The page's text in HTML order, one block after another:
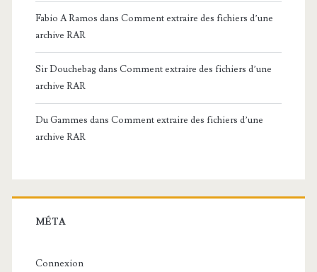
Fabio A Ramos dans Comment extraire des fichiers d’une
archive RAR
Sir Douchebagdans Comment extraire des fichiers d’une
archive RAR
Du Gammes dans Comment extraire des fichiers d’une
archive RAR
MÉTA
Connexion